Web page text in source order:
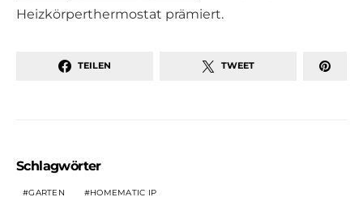
Heizkörperthermostat prämiert.
TEILEN TWEET
Schlagwörter
GARTEN HOMEMATIC IP